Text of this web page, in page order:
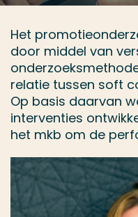
Het
door middel van
relatie tussen soft
Op basis daarvan
interventies
het mkb om de